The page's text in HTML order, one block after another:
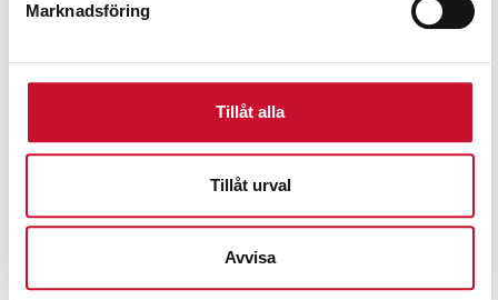
Marknadsföring
Tillåt alla
Tillåt urval
Avvisa
Prenumerera på vårt nyhetsbrev för att ta del av
specialerbjudanden, rabatter och nyheter.